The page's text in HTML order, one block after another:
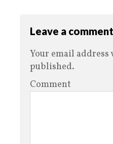
Leave a comment
Your email
published.
Comment